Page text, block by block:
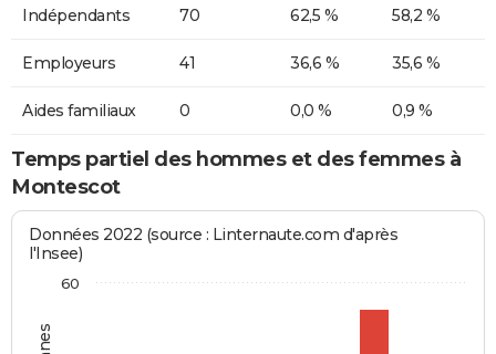
Indépendants 70 62,5 % 58,2 %
Employeurs 41 36,6 % 35,6 %
Aides familiaux 0 0,0 % 0,9 %
Temps partiel des hommes et des femmes à
Montescot
Données 2022 (source : Linternaute.com d'après
l'Insee)
60